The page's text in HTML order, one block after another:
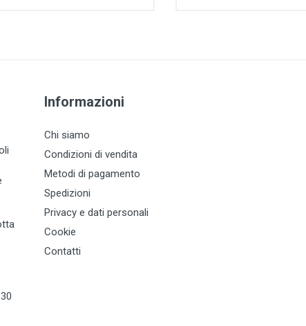
Informazioni
Chi siamo
Condizioni di vendita
Metodi di pagamento
Spedizioni
Privacy e dati personali
Cookie
Contatti